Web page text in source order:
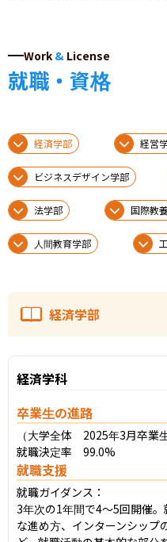
Work & License
就職・資格
経済学部 経営
ビジネスデザイン学部
法学部 国際教
人間教育学部
経済学部
経済学科
卒業生の進路
（大学全体　2025年3月卒業生
就職決定率　99.0%
就職支援
就職ガイダンス：
3年次の1年間で4～5回開催
な進め方、インターンシップ